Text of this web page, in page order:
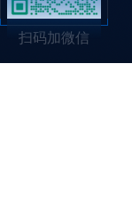
扫码加微信